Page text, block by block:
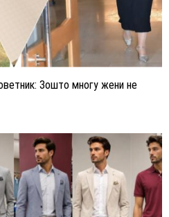
Зошто многу жени не